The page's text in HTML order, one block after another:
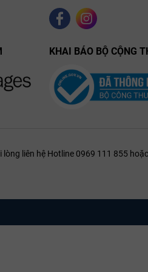
rượu
một kết
KHAI BÁO BỘ CỘNG
liên hệ Hotline 0969 111 855